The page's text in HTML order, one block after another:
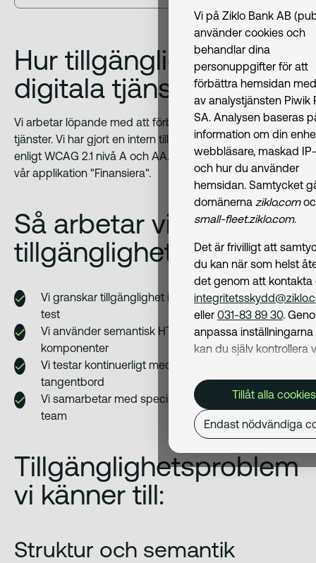
Hur tillgängliga är våra
digitala tjänster?
Vi arbetar löpande med att förbättra våra digitala
tjänster. Vi har gjort en intern tillgänglighetsgranskning
enligt WCAG 2.1 nivå A och AA. Denna redogörelse gäller
vår applikation "Finansiera".
Så arbetar vi med
tillgänglighet
Vi granskar tillgänglighet i design, utveckling och
test
Vi använder semantisk HTML och ARIA i våra
komponenter
Vi testar kontinuerligt med skärmläsare och
tangentbord
Vi samarbetar med specialister och utbildar våra
team
Tillgänglighetsproblem
vi känner till:
Struktur och semantik
Vi på Ziklo Bank AB
använder cookies och
behandlar dina
personuppgifter för att
förbättra hemsidan
av analystjänsten Piwik
SA. Analysen baseras
information om din
webbläsare, maskad
och hur du använder
hemsidan. Samtycket
domänerna ziklo.com
small-fleet.ziklo.com.
Det är frivilligt att
du kan när som helst
det genom att kontakta
eller 031-83 89 30.
anpassa
kan du själv kontrollera
Cookiepolicykan du
om hur vi använder
och hur du kan undvika
Mer om behandling av
personuppgifter hittar
Dataskyddspolicy.
Analys
Tillåt alla cookies
Endast nödvändiga